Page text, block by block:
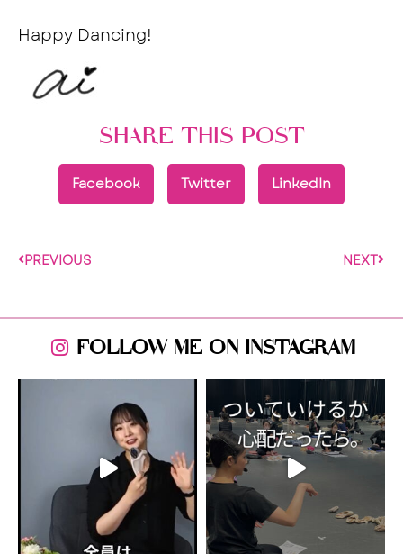
Happy Dancing!
SHARE THIS POST
Facebook Twitter LinkedIn
PREVIOUS NEXT
FOLLOW ME ON INSTAGRAM